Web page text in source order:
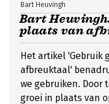
Bart
plaats van
Bart Heuvingh
Het artikel 'Gebruik
afbreuktaal'
we gebruiken. Door
groei in plaats van